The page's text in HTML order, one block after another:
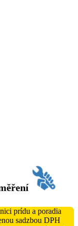
prídu a poradia
sadzbou DPH